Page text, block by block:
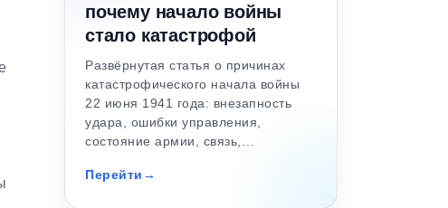
почему начало войны
стало катастрофой
Развёрнутая статья о причинах
катастрофического начала войны
22 июня 1941 года: внезапность
удара, ошибки управления,
состояние армии, связь,…
Перейти